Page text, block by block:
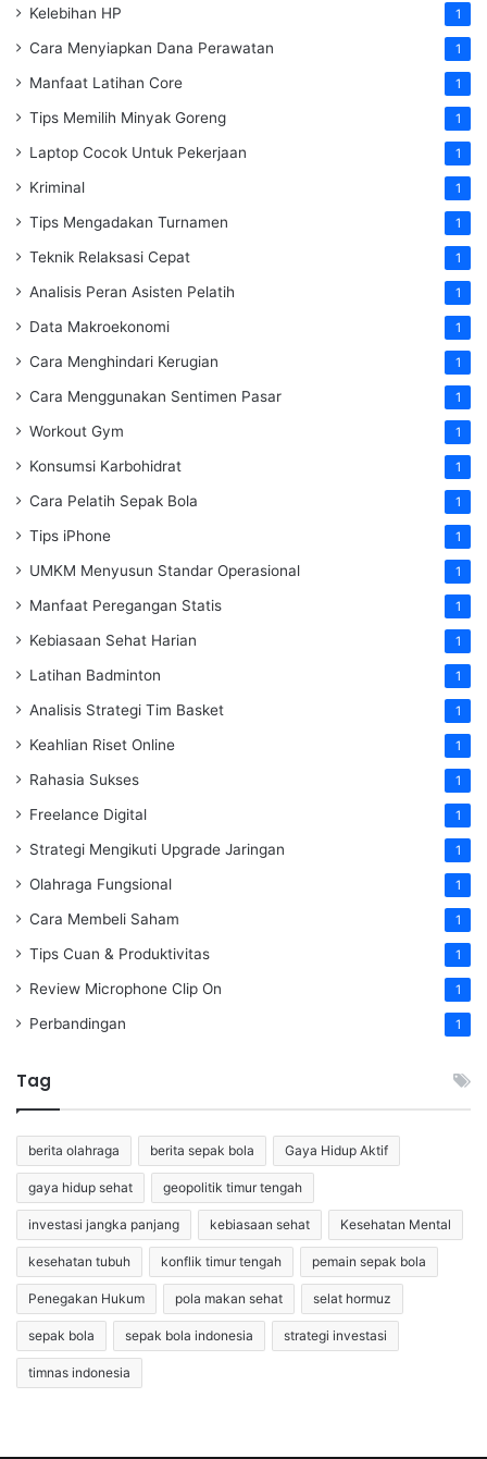
Kelebihan HP 1
Cara Menyiapkan Dana Perawatan 1
Manfaat Latihan Core 1
Tips Memilih Minyak Goreng 1
Laptop Cocok Untuk Pekerjaan 1
Kriminal 1
Tips Mengadakan Turnamen 1
Teknik Relaksasi Cepat 1
Analisis Peran Asisten Pelatih 1
Data Makroekonomi 1
Cara Menghindari Kerugian 1
Cara Menggunakan Sentimen Pasar 1
Workout Gym 1
Konsumsi Karbohidrat 1
Cara Pelatih Sepak Bola 1
Tips iPhone 1
UMKM Menyusun Standar Operasional 1
Manfaat Peregangan Statis 1
Kebiasaan Sehat Harian 1
Latihan Badminton 1
Analisis Strategi Tim Basket 1
Keahlian Riset Online 1
Rahasia Sukses 1
Freelance Digital 1
Strategi Mengikuti Upgrade Jaringan 1
Olahraga Fungsional 1
Cara Membeli Saham 1
Tips Cuan & Produktivitas 1
Review Microphone Clip On 1
Perbandingan 1
Tag
berita olahraga berita sepak bola Gaya Hidup Aktif
gaya hidup sehat geopolitik timur tengah
investasi jangka panjang kebiasaan sehat Kesehatan Mental
kesehatan tubuh konflik timur tengah pemain sepak bola
Penegakan Hukum pola makan sehat selat hormuz
sepak bola sepak bola indonesia strategi investasi
timnas indonesia